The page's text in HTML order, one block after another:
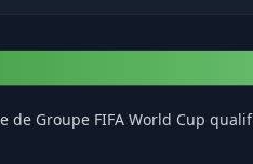
Groupe FIFA World Cup